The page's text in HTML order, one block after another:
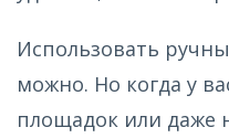
Использовать
можно. Но когда у
площадок или даже